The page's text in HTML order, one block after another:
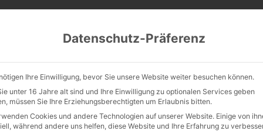
CATHWALK.DE
MESSE GLAUBE KULTUR FRÖMMIGKEIT
Datenschutz-Präferenz
Ihre Einwilligung, bevor Sie unsere Website weiter besuchen können.
unter 16 Jahre alt sind und Ihre Einwilligung zu optionalen Services geben
müssen Sie Ihre Erziehungsberechtigten um Erlaubnis bitten.
Cookies und andere Technologien auf unserer Website. Einige von
während andere uns helfen, diese Website und Ihre Erfahrung zu